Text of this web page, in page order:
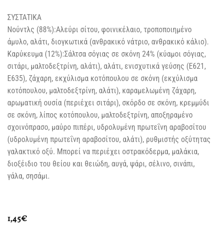
ΣΥΣΤΑΤΙΚΑ
Νούντλς (88%):Αλεύρι σίτου, φοινικέλαιο, τροποποιημένο
άμυλο, αλάτι, διογκωτικά (ανθρακικό νάτριο, ανθρακικό κάλιο).
Καρύκευμα (12%):Σάλτσα σόγιας σε σκόνη 24% (κύαμοι σόγιας,
σιτάρι, μαλτοδεξτρίνη, αλάτι), αλάτι, ενισχυτικά γεύσης (Ε621,
Ε635), ζάχαρη, εκχύλισμα κοτόπουλου σε σκόνη (εκχύλισμα
κοτόπουλου, μαλτοδεξτρίνη, αλάτι), καραμελωμένη ζάχαρη,
αρωματική ουσία (περιέχει σιτάρι), σκόρδο σε σκόνη, κρεμμύδι
σε σκόνη, λίπος κοτόπουλου, μαλτοδεξτρίνη, αποξηραμένο
σχοινόπρασο, μαύρο πιπέρι, υδρολυμένη πρωτεΐνη αραβοσίτου
(υδρολυμένη πρωτεΐνη αραβοσίτου, αλάτι), ρυθμιστής οξύτητας
γαλακτικό οξύ. Μπορεί να περιέχει οστρακόδερμα, μαλάκια,
διοξέιδιο του θείου και θειώδη, αυγά, ψάρι, σέλινο, σινάπι,
γάλα, σησάμι.
1,45€